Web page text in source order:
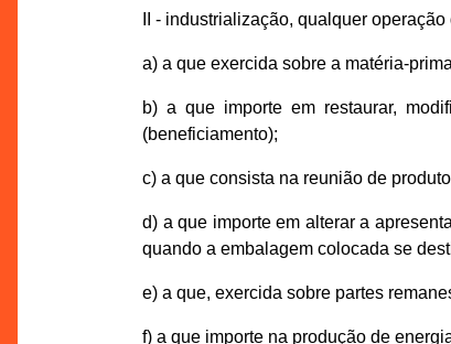
II - industrialização, qualquer
a) a que exercida sobre a matéria-
b) a que importe em restaurar,
(beneficiamento);
c) a que consista na reunião de
d) a que importe em alterar a
quando a embalagem colocada se
e) a que, exercida sobre partes
f) a que importe na produção de